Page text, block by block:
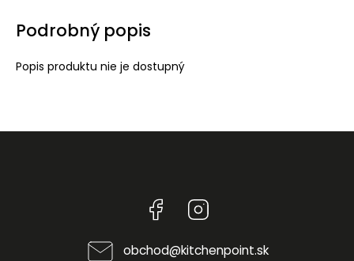
Podrobný popis
Popis produktu nie je dostupný
Facebook
obchod@kitchenpoint.sk